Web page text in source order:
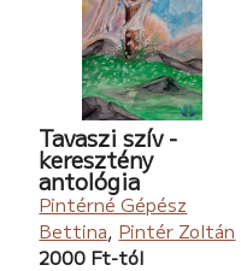
Tavaszi szív -
keresztény
antológia
Pintérné Gépész
Bettina, Pintér Zoltán
2000 Ft-tól